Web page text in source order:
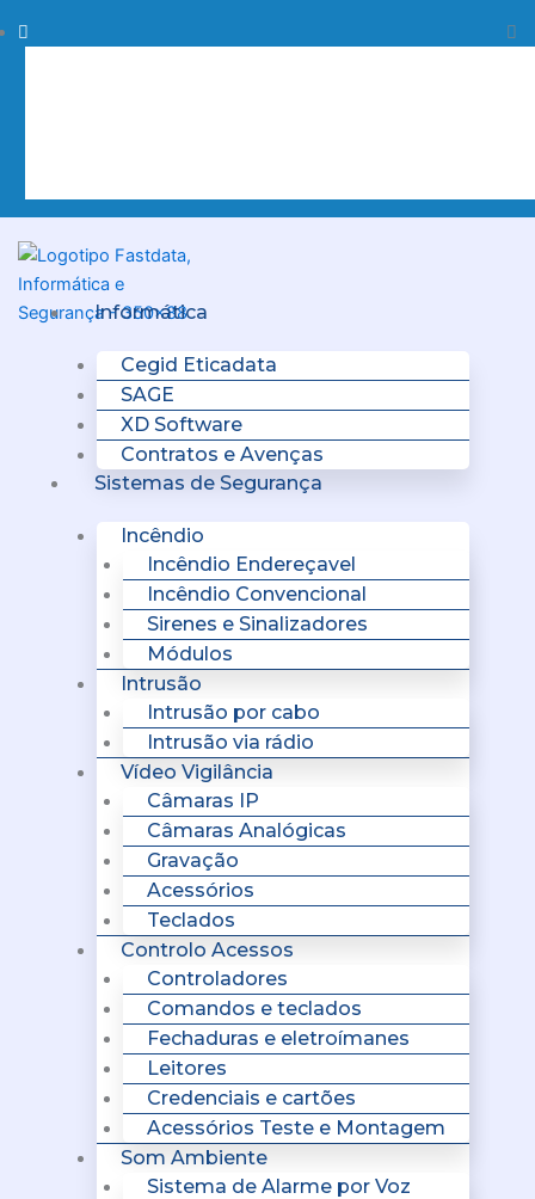
to
Procurar
Informática
Cegid Eticadata
SAGE
XD Software
Contratos e Avenças
Sistemas de Segurança
Incêndio
Incêndio Endereçavel
Incêndio Convencional
Sirenes e Sinalizadores
Módulos
Intrusão
Intrusão por cabo
Intrusão via rádio
Vídeo Vigilância
Câmaras IP
Câmaras Analógicas
Gravação
Acessórios
Teclados
Controlo Acessos
Controladores
Comandos e teclados
Fechaduras e eletroímanes
Leitores
Credenciais e cartões
Acessórios Teste e Montagem
Som Ambiente
Sistema de Alarme por Voz
Menu